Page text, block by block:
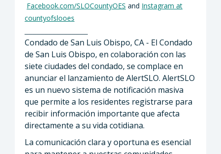
Facebook.com/SLOCountyOES and Instagram at
countyofslooes
Condado de San Luis Obispo, CA - El Condado
de San Luis Obispo, en colaboración con las
siete ciudades del condado, se complace en
anunciar el lanzamiento de AlertSLO. AlertSLO
es un nuevo sistema de notificación masiva
que permite a los residentes registrarse para
recibir información importante que afecta
directamente a su vida cotidiana.
La comunicación clara y oportuna es esencial